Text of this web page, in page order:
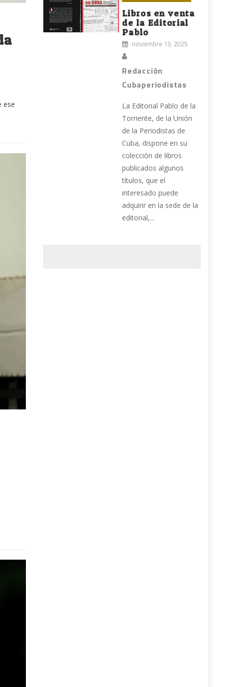
ese
Libros en venta
de la Editorial
Pablo
noviembre 13, 2025
Redacción
Cubaperiodistas
La Editorial Pablo de la
Torriente, de la Unión
de la Periodistas de
Cuba, dispone en su
colección de libros
publicados algunos
títulos, que el
interesado puede
adquirir en la sede de la
editorial,...